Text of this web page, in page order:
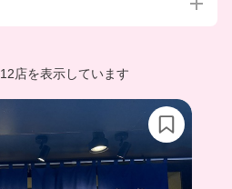
12店を表示しています